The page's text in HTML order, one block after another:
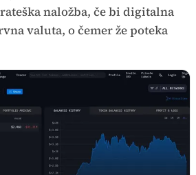
naložba, če bi digitalna
valuta, o čemer že poteka